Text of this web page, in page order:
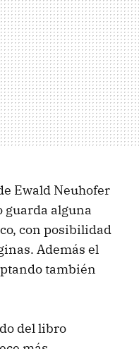
Ewald Neuhofer
guarda alguna
con posibilidad
Además el
también
del libro